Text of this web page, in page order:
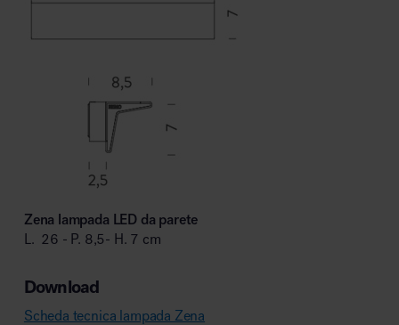
Zena lampada LED da parete
L. 26 - P. 8,5- H. 7 cm
Download
Scheda tecnica lampada Zena